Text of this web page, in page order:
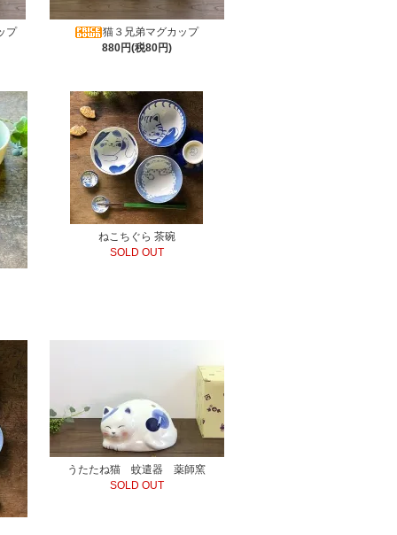
プ
猫３兄弟マグカップ
880円(税80円)
ねこちぐら 茶碗
SOLD OUT
うたたね猫 蚊遣器 薬師窯
SOLD OUT